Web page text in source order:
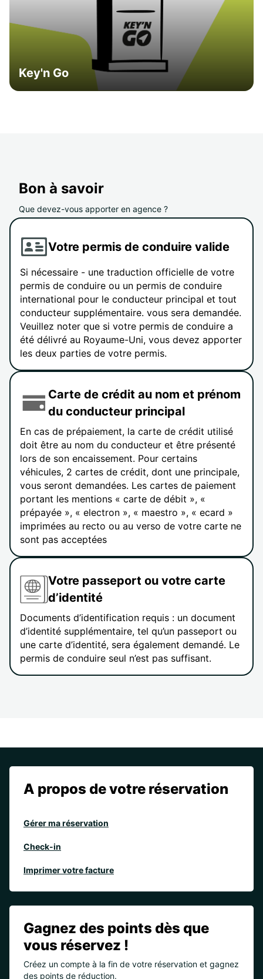
Key'n Go
Bon à savoir
Que devez-vous apporter en agence ?
Votre permis de conduire valide
Si nécessaire - une traduction officielle de votre
permis de conduire ou un permis de conduire
international pour le conducteur principal et tout
conducteur supplémentaire. vous sera demandée.
Veuillez noter que si votre permis de conduire a
été délivré au Royaume-Uni, vous devez apporter
les deux parties de votre permis.
Carte de crédit au nom et prénom
du conducteur principal
En cas de prépaiement, la carte de crédit utilisé
doit être au nom du conducteur et être présenté
lors de son encaissement. Pour certains
véhicules, 2 cartes de crédit, dont une principale,
vous seront demandées. Les cartes de paiement
portant les mentions « carte de débit », «
prépayée », « electron », « maestro », « ecard »
imprimées au recto ou au verso de votre carte ne
sont pas acceptées
Votre passeport ou votre carte
d’identité
Documents d’identification requis : un document
d’identité supplémentaire, tel qu’un passeport ou
une carte d’identité, sera également demandé. Le
permis de conduire seul n’est pas suffisant.
A propos de votre réservation
Gérer ma réservation
Check-in
Imprimer votre facture
Gagnez des points dès que
vous réservez !
Créez un compte à la fin de votre réservation et gagnez
des points de réduction.